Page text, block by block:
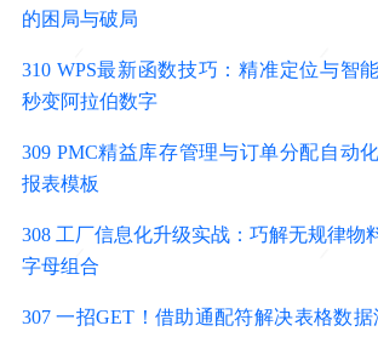
的困局与破局
310 WPS最新函数技巧：精准定位与智
秒变阿拉伯数字
309 PMC精益库存管理与订单分配自动
报表模板
308 工厂信息化升级实战：巧解无规律物
字母组合
307 一招GET！借助通配符解决表格数